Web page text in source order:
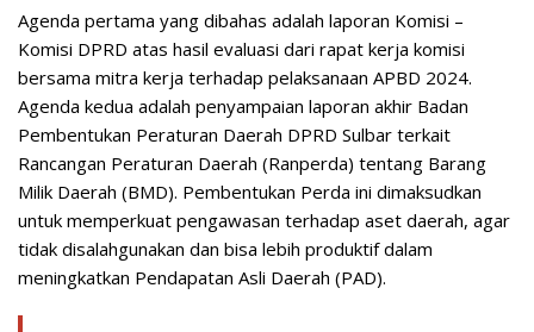
Agenda pertama yang dibahas adalah laporan Komisi –
Komisi DPRD atas hasil evaluasi dari rapat kerja komisi
bersama mitra kerja terhadap pelaksanaan APBD 2024.
Agenda kedua adalah penyampaian laporan akhir Badan
Pembentukan Peraturan Daerah DPRD Sulbar terkait
Rancangan Peraturan Daerah (Ranperda) tentang Barang
Milik Daerah (BMD). Pembentukan Perda ini dimaksudkan
untuk memperkuat pengawasan terhadap aset daerah, agar
tidak disalahgunakan dan bisa lebih produktif dalam
meningkatkan Pendapatan Asli Daerah (PAD).